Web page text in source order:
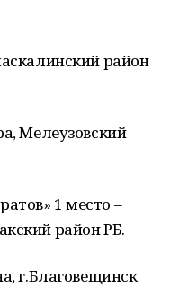
район
Мелеузовский
1 место –
район РБ.
г.Благовещинск